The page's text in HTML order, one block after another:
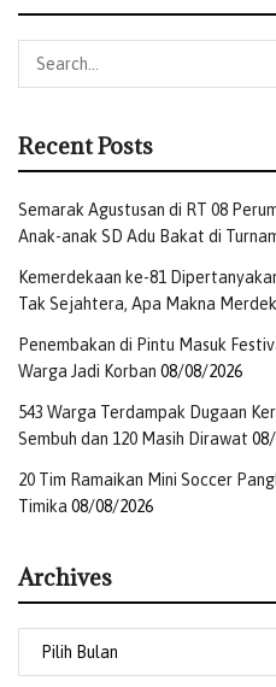
tambahnya.
Recent Posts
Semarak Agustusan di RT 08
Anak-anak SD Adu Bakat di
Kemerdekaan ke-81
Tak Sejahtera, Apa Makna
Penembakan di Pintu Masuk
Warga Jadi Korban 08/08/2026
543 Warga Terdampak Dugaan
Sembuh dan 120 Masih Dirawat
20 Tim Ramaikan Mini Soccer
Timika 08/08/2026
Archives